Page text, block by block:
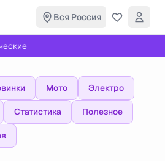
Вся Россия
Мото Электро
Статистика Полезное